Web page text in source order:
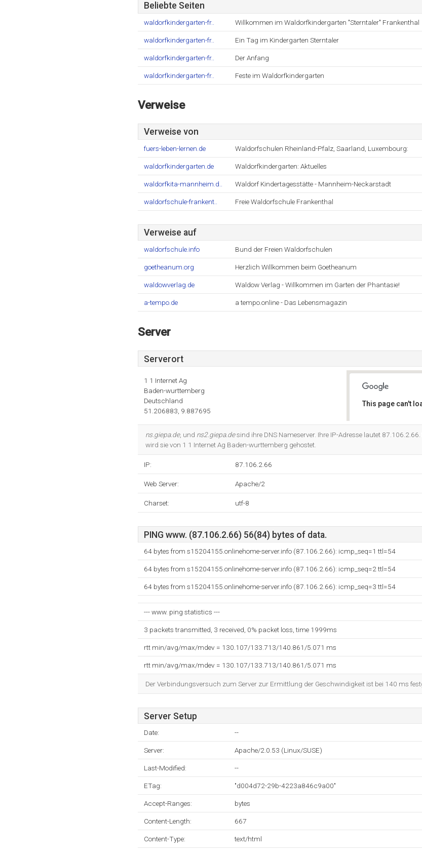
Beliebte Seiten
waldorfkindergarten-fr.. Willkommen im Waldorfkindergarten "Sterntaler" Frankenthal
waldorfkindergarten-fr.. Ein Tag im Kindergarten Sterntaler
waldorfkindergarten-fr.. Der Anfang
waldorfkindergarten-fr.. Feste im Waldorfkindergarten
Verweise
Verweise von
fuers-leben-lernen.de Waldorfschulen Rheinland-Pfalz, Saarland, Luxembourg:
waldorfkindergarten.de Waldorfkindergarten: Aktuelles
waldorfkita-mannheim.d.. Waldorf Kindertagesstätte - Mannheim-Neckarstadt
waldorfschule-frankent.. Freie Waldorfschule Frankenthal
Verweise auf
waldorfschule.info Bund der Freien Waldorfschulen
goetheanum.org Herzlich Willkommen beim Goetheanum
waldowverlag.de Waldow Verlag - Willkommen im Garten der Phantasie!
a-tempo.de a tempo.online - Das Lebensmagazin
Server
Serverort
1 1 Internet Ag
Baden-wurttemberg
Deutschland
51.206883, 9.887695
This page can't
ns.giepa.de, und ns2.giepa.desind ihre DNS Nameserver. Ihre IP-Adresse lautet
wird sie von 1 1 Internet Ag Baden-wurttemberg gehostet.
IP: 87.106.2.66
Web Server: Apache/2
Charset: utf-8
PING www. (87.106.2.66) 56(84) bytes of data.
64 bytes from s15204155.onlinehome-server.info (87.106.2.66): icmp_seq=1 ttl=54
64 bytes from s15204155.onlinehome-server.info (87.106.2.66): icmp_seq=2 ttl=54
64 bytes from s15204155.onlinehome-server.info (87.106.2.66): icmp_seq=3 ttl=54
--- www. ping statistics ---
3 packets transmitted, 3 received, 0% packet loss, time 1999ms
rtt min/avg/max/mdev = 130.107/133.713/140.861/5.071 ms
rtt min/avg/max/mdev = 130.107/133.713/140.861/5.071 ms
Der Verbindungsversuch zum Server zur Ermittlung der Geschwindigkeit ist bei 140 ms
Server Setup
Date: --
Server: Apache/2.0.53 (Linux/SUSE)
Last-Modified: --
ETag: "d004d72-29b-4223a846c9a00"
Accept-Ranges: bytes
Content-Length: 667
Content-Type: text/html